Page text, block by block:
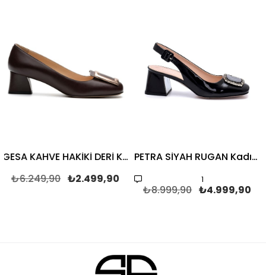
GESA KAHVE HAKİKİ DERİ Kadın KALIN TOPUK
₺2.499,90
PETRA SİYAH RUGAN Kadın KALIN TOPUK
₺4.999,90
₺8.999,90